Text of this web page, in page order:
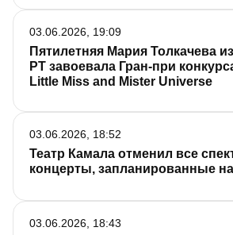
Пятилетняя Мария Толкачева из
РТ завоевала Гран-при
Little Miss and Mister Universe
03.06.2026, 19:09
Театр Камала отменил все
концерты, запланированные
03.06.2026, 18:52
03.06.2026, 18:43